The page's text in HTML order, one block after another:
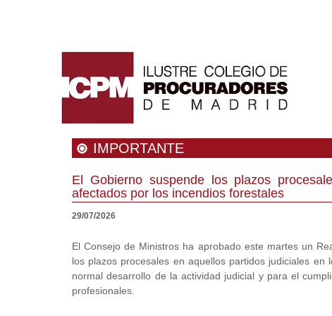
IMPORTANTE
El Gobierno suspende los plazos
afectados por los incendios forestales
29/07/2026
El Consejo de Ministros ha aprobado este martes un
los plazos procesales en aquellos partidos judiciales
normal desarrollo de la actividad judicial y para el
profesionales.